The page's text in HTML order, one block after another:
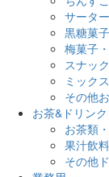
サータ
黒糖菓子
梅菓子
スナック
ミック
その他
お茶&ドリンク
お茶類
果汁飲料
その他